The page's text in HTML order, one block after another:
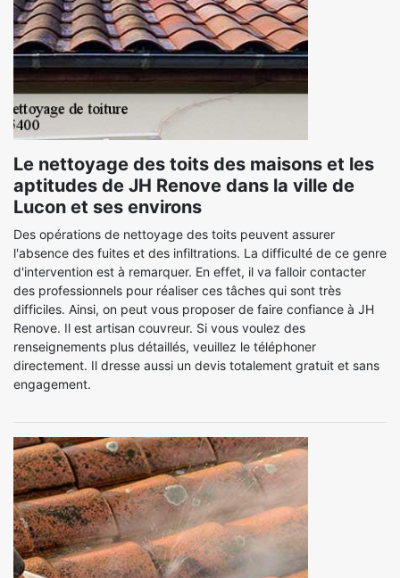
Le nettoyage des toits des maisons et les
aptitudes de JH Renove dans la ville de
Lucon et ses environs
Des opérations de nettoyage des toits peuvent assurer
l'absence des fuites et des infiltrations. La difficulté de ce genre
d'intervention est à remarquer. En effet, il va falloir contacter
des professionnels pour réaliser ces tâches qui sont très
difficiles. Ainsi, on peut vous proposer de faire confiance à JH
Renove. Il est artisan couvreur. Si vous voulez des
renseignements plus détaillés, veuillez le téléphoner
directement. Il dresse aussi un devis totalement gratuit et sans
engagement.